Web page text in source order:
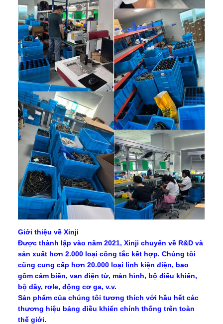
Giới thiệu về Xinji
Được thành lập vào năm 2021, Xinji chuyên về R&D và
sản xuất hơn 2.000 loại công tắc kết hợp. Chúng tôi
cũng cung cấp hơn 20.000 loại linh kiện điện, bao
gồm cảm biến, van điện từ, màn hình, bộ điều khiển,
bộ dây, rơle, động cơ ga, v.v.
Sản phẩm của chúng tôi tương thích với hầu hết các
thương hiệu bảng điều khiển chính thống trên toàn
thế giới.